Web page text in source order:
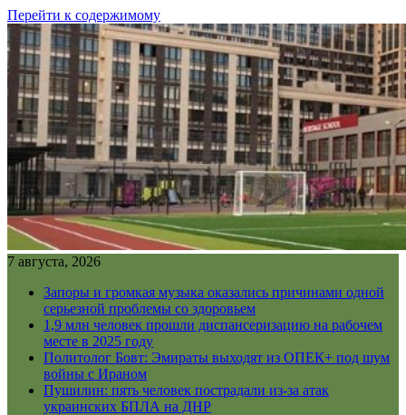
Перейти к содержимому
7 августа, 2026
Запоры и громкая музыка оказались причинами одной
серьезной проблемы со здоровьем
1,9 млн человек прошли диспансеризацию на рабочем
месте в 2025 году
Политолог Бовт: Эмираты выходят из ОПЕК+ под шум
войны с Ираном
Пушилин: пять человек пострадали из-за атак
украинских БПЛА на ДНР